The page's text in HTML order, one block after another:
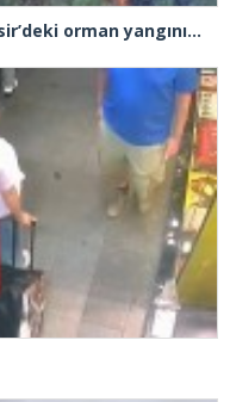
Pendik Belediyesi ekipleri Balıkesir’deki orman yangınına müdahale ediyor